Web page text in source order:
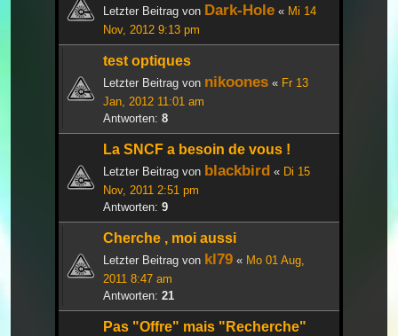
Letzter Beitrag von Dark-Hole « Mi 14
Nov, 2012 9:13 pm
test optiques
Letzter Beitrag von nikoones « Fr 13
Jan, 2012 11:01 am
Antworten: 8
La SNCF a besoin de vous !
Letzter Beitrag von blackbird « Di 15
Nov, 2011 2:51 pm
Antworten: 9
Cherche , moi aussi
Letzter Beitrag von kl79 « Mo 01 Aug,
2011 8:47 am
Antworten: 21
Pas "Offre" mais "Recherche"